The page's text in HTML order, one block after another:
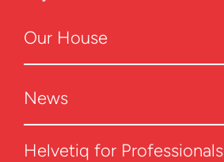
Our House
News
Helvetiq for Professionals